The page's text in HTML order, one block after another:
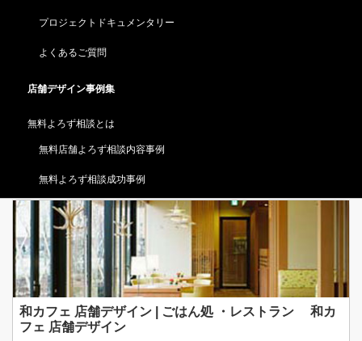
プロジェクトドキュメンタリー
よくあるご質問
店舗デザイン事例集
無料よろず相談とは
無料店舗よろず相談内容事例
無料よろず相談成功事例
料理 店舗デザイン
本格的なタイ料理を
お客様に提供
和カフェ 店舗デザイン | ごはん処 ・レストラン 和カ
フェ 店舗デザイン